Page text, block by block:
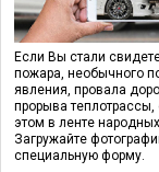
Если Вы стали
пожара, необычного
явления, провала
прорыва
этом в ленте
Загружайте
специальную форму.